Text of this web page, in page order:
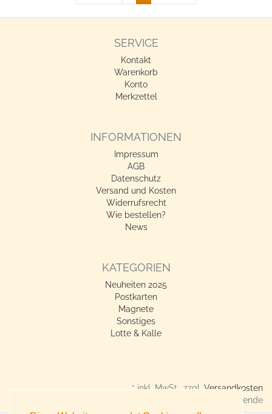
SERVICE
Kontakt
Warenkorb
Konto
Merkzettel
INFORMATIONEN
Impressum
AGB
Datenschutz
Versand und Kosten
Widerrufsrecht
Wie bestellen?
News
KATEGORIEN
Neuheiten 2025
Postkarten
Magnete
Sonstiges
Lotte & Kalle
* inkl. MwSt., zzgl.Versandkosten
Verkauf nur an Gewerbetreibende